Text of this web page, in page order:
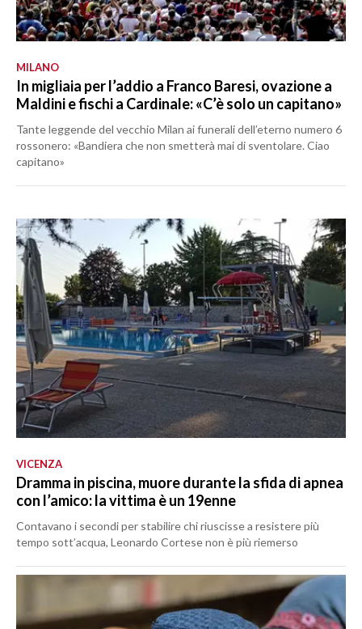
MILANO
In migliaia per l’addio a Franco Baresi, ovazione a
Maldini e fischi a Cardinale: «C’è solo un capitano»
Tante leggende del vecchio Milan ai funerali dell’eterno numero 6
rossonero: «Bandiera che non smetterà mai di sventolare. Ciao
capitano»
VICENZA
Dramma in piscina, muore durante la sfida di apnea
con l’amico: la vittima è un 19enne
Contavano i secondi per stabilire chi riuscisse a resistere più
tempo sott’acqua, Leonardo Cortese non è più riemerso